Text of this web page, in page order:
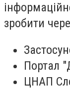
зробити
Портал
ЦНАП